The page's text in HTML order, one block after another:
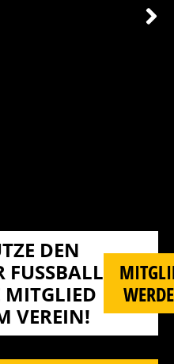
DEN
U
I
VEREIN!